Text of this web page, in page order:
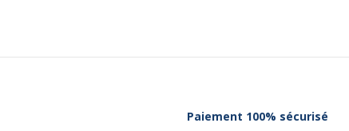
Paiement 100% sécurisé